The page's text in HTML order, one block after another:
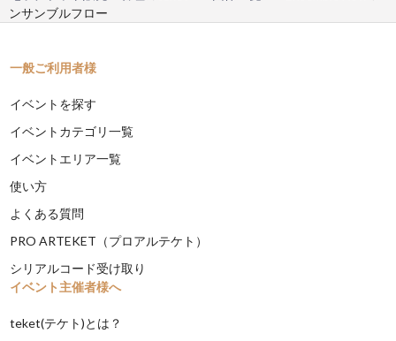
ンサンブルフロー
一般ご利用者様
イベントを探す
イベントカテゴリ一覧
イベントエリア一覧
使い方
よくある質問
PRO ARTEKET（プロアルテケト）
シリアルコード受け取り
イベント主催者様へ
teket(テケト)とは？